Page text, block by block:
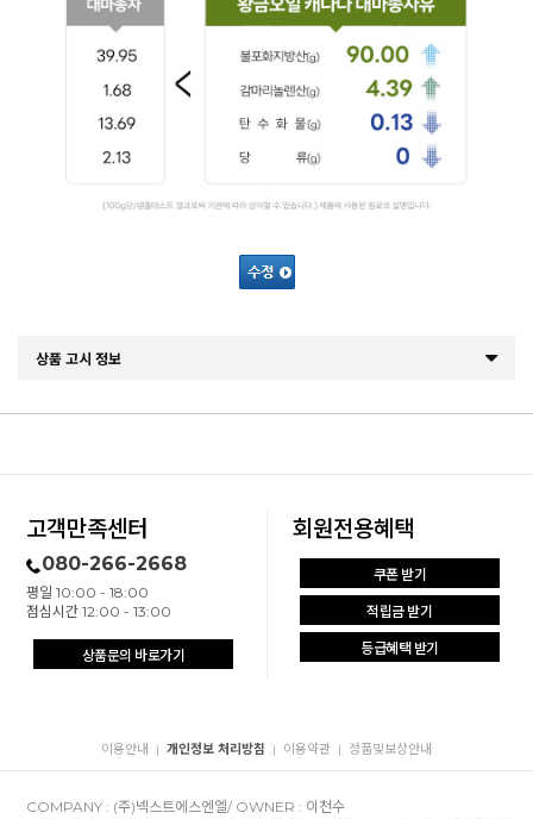
상품 고시 정보
고객만족센터
080-266-2668
평일 10:00 - 18:00
점심시간 12:00 - 13:00
상품문의 바로가기
회원전용혜택
쿠폰 받기
적립금 받기
등급혜택 받기
이용안내 개인정보 처리방침 이용약관 정품및보상안내
COMPANY : (주)넥스트에스엔엘/ OWNER : 이천수